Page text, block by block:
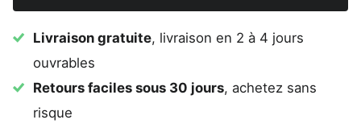
Livraison gratuite, livraison en 2 à 4 jours
ouvrables
Retours faciles sous 30 jours, achetez sans
risque